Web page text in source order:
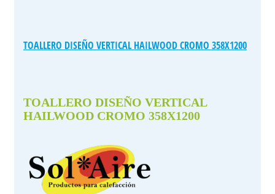
TOALLERO DISEÑO VERTICAL HAILWOOD CROMO 358X1200
TOALLERO DISEÑO VERTICAL
HAILWOOD CROMO 358X1200